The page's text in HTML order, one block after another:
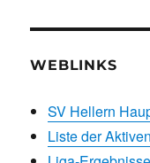
WEBLINKS
SV Hellern
Liste der